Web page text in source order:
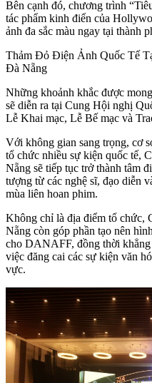
Bên cạnh đó, chương trình
tác phẩm kinh điển của
ảnh đa sắc màu ngay tại thành
Thảm Đỏ Điện Ảnh Quốc Tế
Đà Nẵng
Những khoảnh khắc được
sẽ diễn ra tại Cung Hội nghị
Lễ Khai mạc, Lễ Bế mạc và
Với không gian sang trọng, cơ
tổ chức nhiều sự kiện quốc tế,
Nẵng sẽ tiếp tục trở thành tâm
tượng từ các nghệ sĩ, đạo diễn
mùa liên hoan phim.
Không chỉ là địa điểm tổ chức,
Nẵng còn góp phần tạo nên
cho DANAFF, đồng thời
việc đăng cai các sự kiện văn
vực.